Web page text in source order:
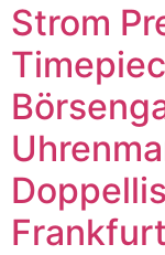
Strom